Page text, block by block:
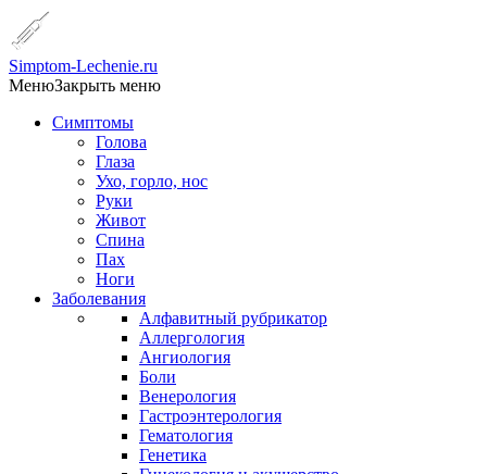
Simptom-Lechenie.ru
МенюЗакрыть меню
Симптомы
Голова
Глаза
Ухо, горло, нос
Руки
Живот
Спина
Пах
Ноги
Заболевания
Алфавитный рубрикатор
Аллергология
Ангиология
Боли
Венерология
Гастроэнтерология
Гематология
Генетика